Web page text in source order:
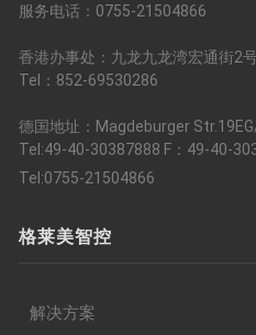
服务电话：0755-21504866
香港办事处：九龙九龙湾宏通街2
Tel：852-69530286
德国地址：Magdeburger
Tel:49-40-30387888 F：49-40-
Tel:0755-21504866
格莱美智控
解决方案